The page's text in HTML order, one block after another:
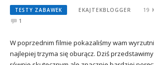
TESTY ZABAWEK EKAJTEKBLOGGER
19
1
W poprzednim filmie pokazaliśmy wam
najlepiej trzyma się oburącz. Dziś